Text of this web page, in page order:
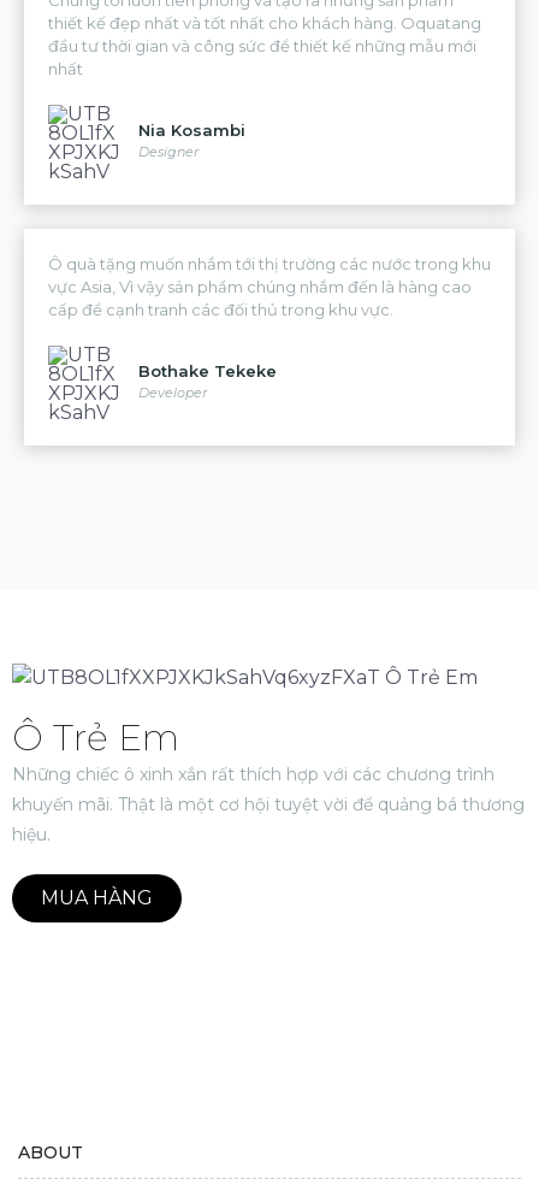
thiết kế đẹp nhất và tốt nhất cho khách hàng. Oquatang
đầu tư thời gian và công sức để thiết kế những mẫu mới
nhất
Nia Kosambi
Designer
Ô quà tặng muốn nhắm tới thị trường các nước trong khu
vực Asia, Vì vậy sản phẩm chúng nhắm đến là hàng cao
cấp để cạnh tranh các đối thủ trong khu vực.
Bothake Tekeke
Developer
Ô Trẻ Em
Những chiếc ô xinh xắn rất thích hợp với các chương trình
khuyến mãi. Thật là một cơ hội tuyệt vời để quảng bá thương
hiệu.
MUA HÀNG
ABOUT